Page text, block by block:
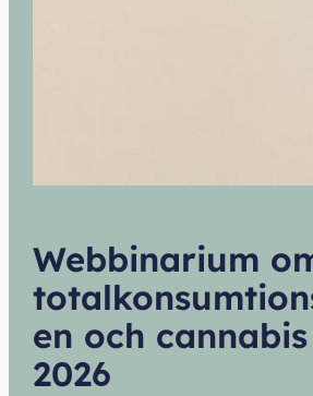
Webbinarium
en och
2026